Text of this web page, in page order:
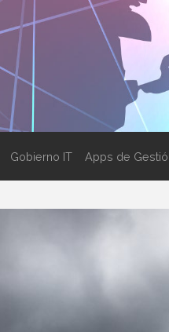
Gobierno IT Apps de